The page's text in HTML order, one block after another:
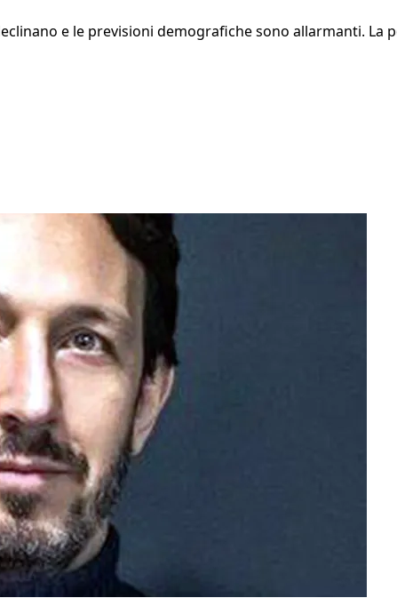
e le previsioni demografiche sono allarmanti. La